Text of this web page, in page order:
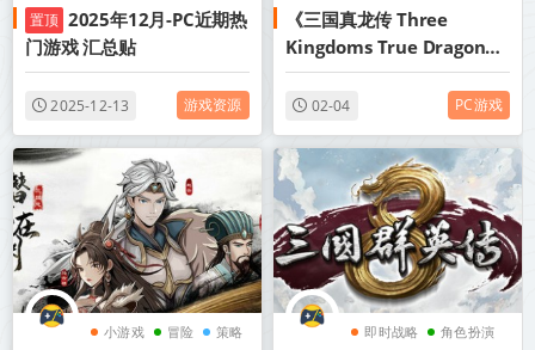
置顶 2025年12月-PC近期热
门游戏 汇总贴
2025-12-13 游戏资源
《三国真龙传 Three
Kingdoms True Dragon》
v4.02丨中文版网盘下载
02-04 PC游戏
小游戏 冒险 策略 即时战略 角色扮演